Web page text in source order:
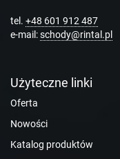
tel. +48 601 912 487
e-mail:schody@rintal.pl
Użyteczne linki
Oferta
Nowości
Katalog produktów